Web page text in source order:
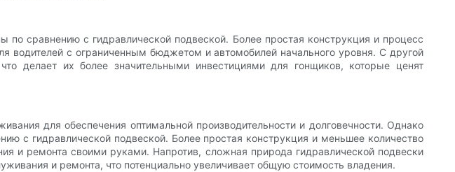
сравнению с гидравлической подвеской. Более простая конструкция и процесс
водителей с ограниченным бюджетом и автомобилей начального уровня. С другой
делает их более значительными инвестициями для гонщиков, которые ценят
для обеспечения оптимальной производительности и долговечности. Однако
с гидравлической подвеской. Более простая конструкция и меньшее количество
и ремонта своими руками. Напротив, сложная природа гидравлической подвески
и ремонта, что потенциально увеличивает общую стоимость владения.